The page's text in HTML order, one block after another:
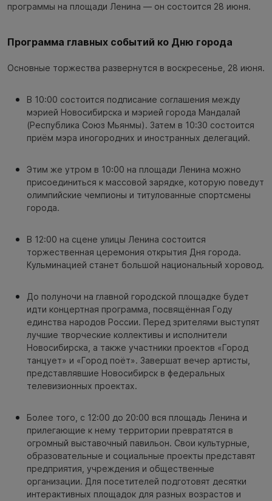
программы на площади Ленина — он состоится 28 июня.
Программа главных событий ко Дню города
Основные торжества развернутся в воскресенье, 28 июня.
В 10:00 состоится подписание соглашения между
мэрией Новосибирска и мэрией города Мандалай
(Республика Союз Мьянмы). Затем в 10:30 состоится
приём мэра иногородних и иностранных делегаций.
Этим же утром в 10:00 на площади Ленина можно
присоединиться к массовой зарядке, которую поведут
олимпийские чемпионы и титулованные спортсмены
города.
В 12:00 на сцене улицы Ленина состоится
торжественная церемония открытия Дня города.
Кульминацией станет большой национальный хоровод.
До полуночи на главной городской площадке будет
идти концертная программа, посвящённая Году
единства народов России. Перед зрителями выступят
лучшие творческие коллективы и исполнители
Новосибирска, а также участники проектов «Город
танцует» и «Город поёт». Завершат вечер артисты,
представлявшие Новосибирск в федеральных
телевизионных проектах.
Более того, с 12:00 до 20:00 вся площадь Ленина и
прилегающие к нему территории превратятся в
огромный выставочный павильон. Свои культурные,
образовательные и социальные проекты представят
предприятия, учреждения и общественные
организации. Для посетителей подготовят десятки
интерактивных площадок для разных возрастов и